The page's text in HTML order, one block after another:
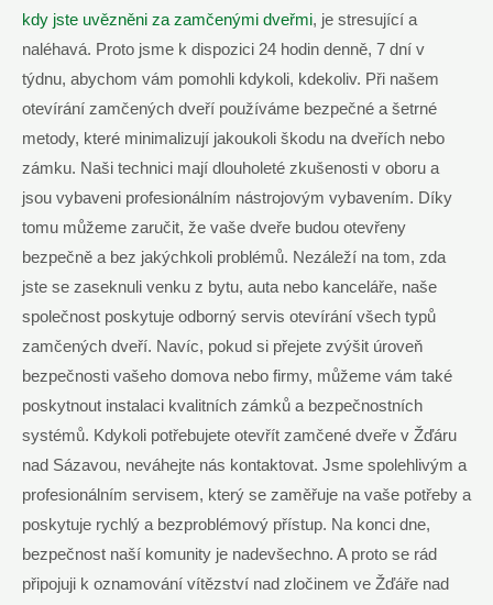
kdy jste uvězněni za zamčenými dveřmi, je stresující a
naléhavá. Proto jsme k dispozici 24 hodin denně, 7 dní v
týdnu, abychom vám pomohli kdykoli, kdekoliv. Při našem
otevírání zamčených dveří používáme bezpečné a šetrné
metody, které minimalizují jakoukoli škodu na dveřích nebo
zámku. Naši technici mají dlouholeté zkušenosti v oboru a
jsou vybaveni profesionálním nástrojovým vybavením. Díky
tomu můžeme zaručit, že vaše dveře budou otevřeny
bezpečně a bez jakýchkoli problémů. Nezáleží na tom, zda
jste se zaseknuli venku z bytu, auta nebo kanceláře, naše
společnost poskytuje odborný servis otevírání všech typů
zamčených dveří. Navíc, pokud si přejete zvýšit úroveň
bezpečnosti vašeho domova nebo firmy, můžeme vám také
poskytnout instalaci kvalitních zámků a bezpečnostních
systémů. Kdykoli potřebujete otevřít zamčené dveře v Žďáru
nad Sázavou, neváhejte nás kontaktovat. Jsme spolehlivým a
profesionálním servisem, který se zaměřuje na vaše potřeby a
poskytuje rychlý a bezproblémový přístup. Na konci dne,
bezpečnost naší komunity je nadevšechno. A proto se rád
připojuji k oznamování vítězství nad zločinem ve Žďáře nad